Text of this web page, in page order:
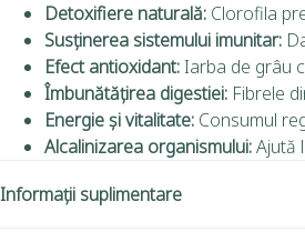
Detoxifiere naturală: Clorofila
Susținerea sistemului imunitar:
Efect antioxidant:Iarba de grâu
Îmbunătățirea digestiei: Fibrele
Energie și vitalitate: Consumul
Alcalinizarea organismului:Ajută
Informații suplimentare